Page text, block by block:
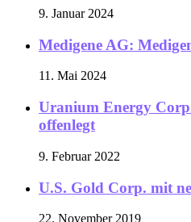
9. Januar 2024
Medigene AG:
11. Mai 2024
Uranium Energy Corp
offenlegt
9. Februar 2022
U.S. Gold Corp. mit
22. November 2019